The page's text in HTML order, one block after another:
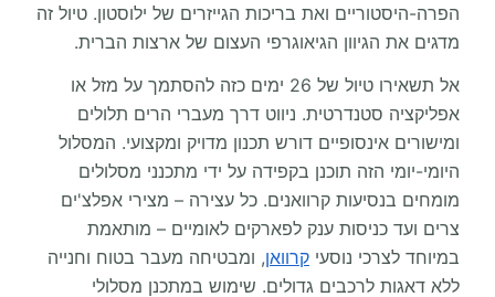
הפרה-היסטוריים ואת בריכות הגייזרים של ילוסטון. טיול זה
מדגים את הגיוון הגיאוגרפי העצום של ארצות הברית.
אל תשאירו טיול של 26 ימים כזה להסתמך על מזל או
אפליקציה סטנדרטית. ניווט דרך מעברי הרים תלולים
ומישורים אינסופיים דורש תכנון מדויק ומקצועי. המסלול
היומי-יומי הזה תוכנן בקפידה על ידי מתכנני מסלולים
מומחים בנסיעות קרוואנים. כל עצירה – מצירי אפלצ'ים
צרים ועד כניסות ענק לפארקים לאומיים – מותאמת
במיוחד לצרכי נוסעי קרוואן, ומבטיחה מעבר בטוח וחנייה
ללא דאגות לרכבים גדולים. שימוש במתכנן מסלולי